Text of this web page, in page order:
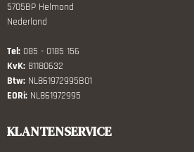
5705BP Helmond
Nederland
Tel: 085 - 0185 156
KvK: 81180632
Btw: NL861972995B01
EORi: NL861972995
KLANTENSERVICE